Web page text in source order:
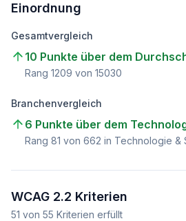
Einordnung
Gesamtvergleich
10 Punkte über dem
Rang 1209 von 15030
Branchenvergleich
6 Punkte über dem
Rang 81 von 662 in Technologie &
WCAG 2.2 Kriterien
51 von 55 Kriterien erfüllt